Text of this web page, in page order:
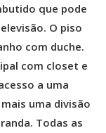
que pode
O piso
com duche.
com closet e
a uma
uma divisão
Todas as